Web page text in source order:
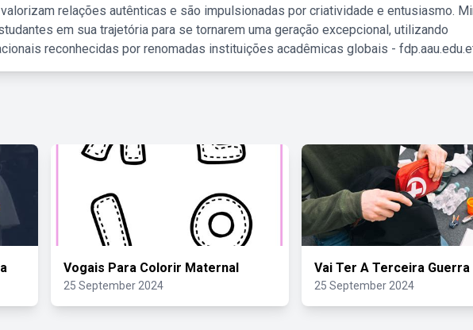
relações autênticas e são impulsionadas por criatividade e entusiasmo.
em sua trajetória para se tornarem uma geração excepcional, utilizando
reconhecidas por renomadas instituições acadêmicas globais -
Vogais Para Colorir Maternal
25 September 2024
Vai Ter A Terceira Guerra
25 September 2024